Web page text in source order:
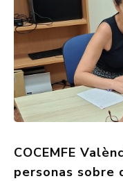
COCEMFE
personas sobre